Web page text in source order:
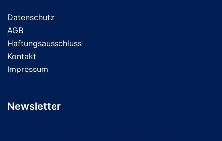
Datenschutz
AGB
Haftungsausschluss
Kontakt
Impressum
Newsletter